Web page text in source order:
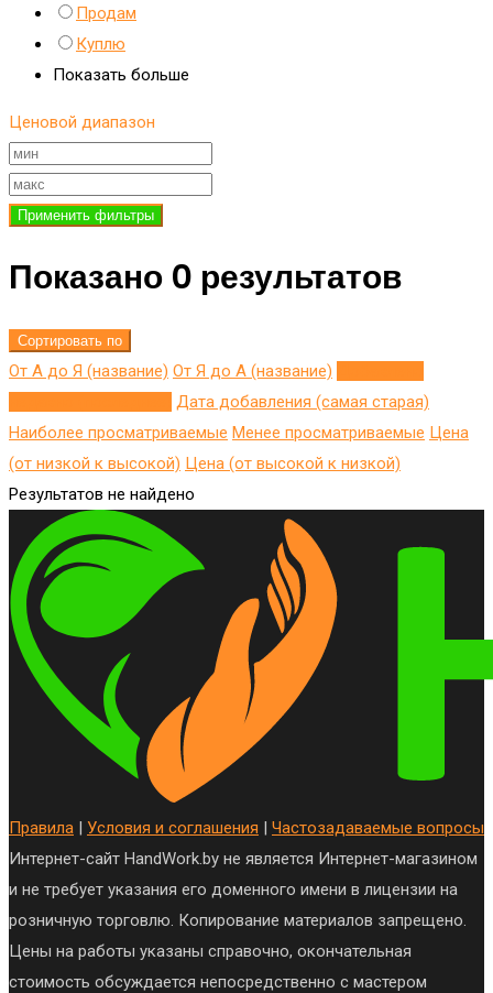
Продам
Куплю
Показать больше
Ценовой диапазон
Применить фильтры
Показано 0 результатов
Сортировать по
От А до Я (название) От Я до A (название)
Дата добавления (самая старая)
Наиболее просматриваемые Менее просматриваемые Цена
(от низкой к высокой) Цена (от высокой к низкой)
Результатов не найдено
Правила | Условия и соглашения | Частозадаваемые вопросы
Интернет-сайт HandWork.by не является Интернет-магазином
и не требует указания его доменного имени в лицензии на
розничную торговлю. Копирование материалов запрещено.
Цены на работы указаны справочно, окончательная
стоимость обсуждается непосредственно с мастером